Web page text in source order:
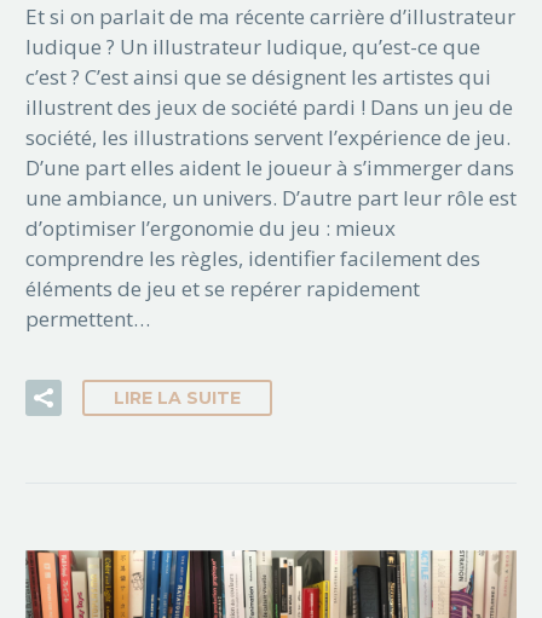
Et si on parlait de ma récente carrière d’illustrateur
ludique ? Un illustrateur ludique, qu’est-ce que
c’est ? C’est ainsi que se désignent les artistes qui
illustrent des jeux de société pardi ! Dans un jeu de
société, les illustrations servent l’expérience de jeu.
D’une part elles aident le joueur à s’immerger dans
une ambiance, un univers. D’autre part leur rôle est
d’optimiser l’ergonomie du jeu : mieux
comprendre les règles, identifier facilement des
éléments de jeu et se repérer rapidement
permettent…
LIRE LA SUITE